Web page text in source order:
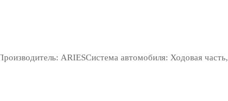
ARIESСистема автомобиля: Ходовая часть,